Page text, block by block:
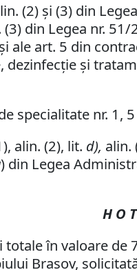
(2) şi (3) din
din Legea nr.
ale art. 5 din
dezinfecţie şi
specialitate nr. 1,
alin. (2), lit. d), alin.
) din Legea
H O
în valoare de
Braşov,